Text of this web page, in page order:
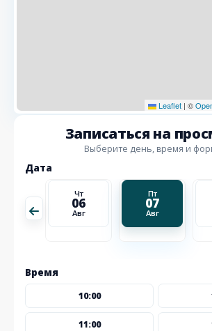
Leaflet | ©
Записаться на
Выберите день, время и
Дата
Чт
06
Авг
Пт
07
Авг
Время
10:00
11:00